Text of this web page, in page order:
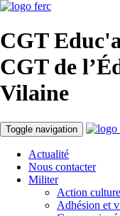
CGT
CGT de
Vilaine
Toggle navigation
Actualité
Nous contacter
Militer
Action
Adhésion et